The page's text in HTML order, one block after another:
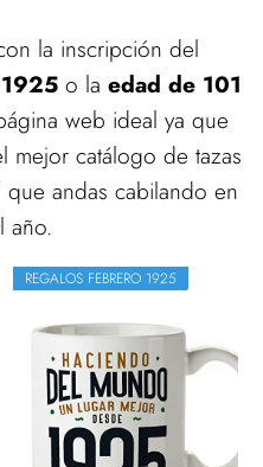
la inscripción del
o la edad de 101
web ideal ya que
mejor catálogo de tazas
andas cabilando en
año.
REGALOS FEBRERO 1925